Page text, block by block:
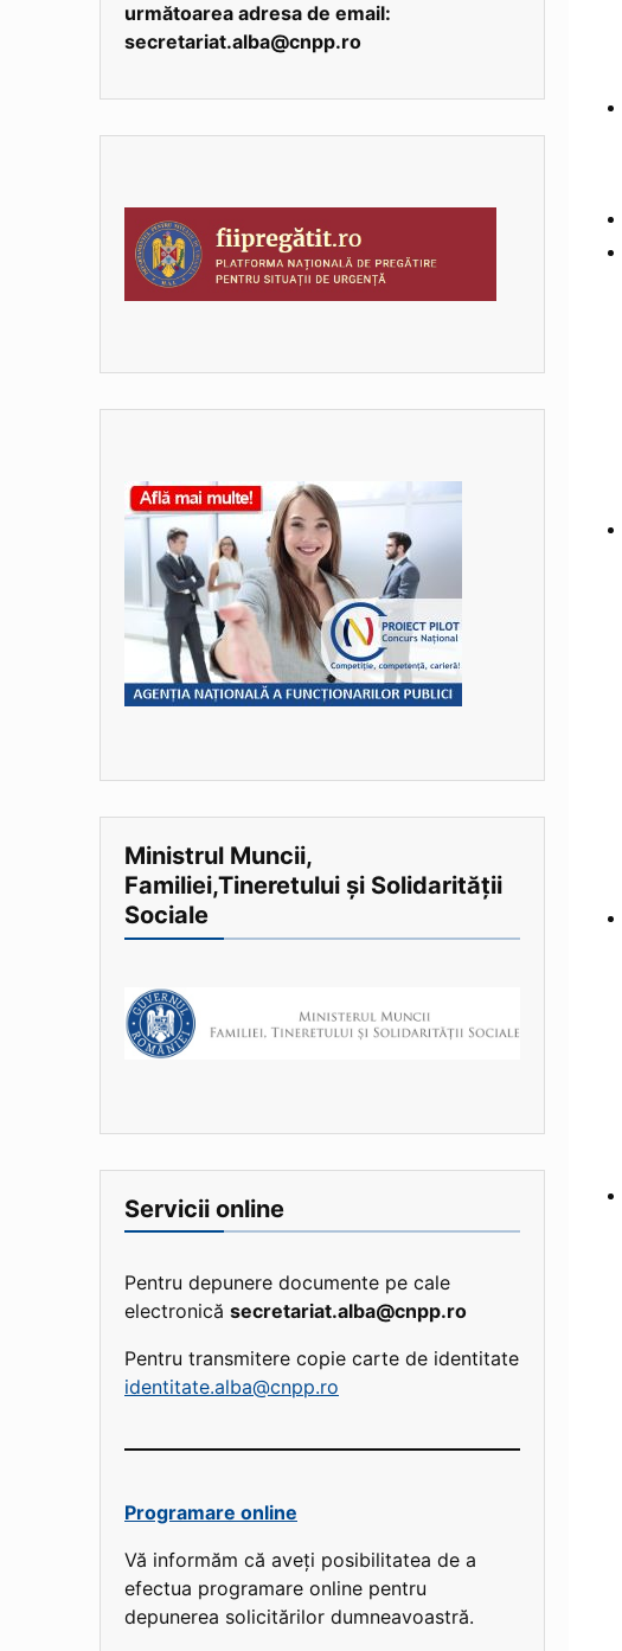
următoarea adresa de email:
secretariat.alba@cnpp.ro
Ministrul Muncii,
Familiei,Tineretului și Solidarității
Sociale
Servicii online
Pentru depunere documente pe cale
electronică secretariat.alba@cnpp.ro
Pentru transmitere copie carte de identitate
identitate.alba@cnpp.ro
Programare online
Vă informăm că aveți posibilitatea de a
efectua programare online pentru
depunerea solicitărilor dumneavoastră.